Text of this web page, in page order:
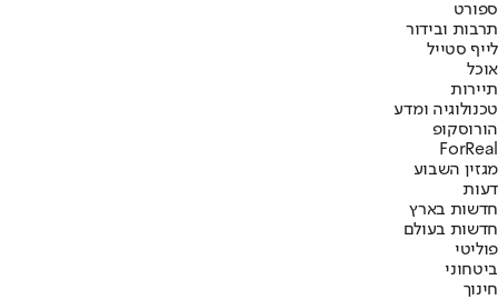
ספורט
תרבות ובידור
לייף סטייל
אוכל
תיירות
טכנולוגיה ומדע
הורוסקופ
ForReal
מגזין השבוע
דעות
חדשות בארץ
חדשות בעולם
פוליטי
ביטחוני
חינוך